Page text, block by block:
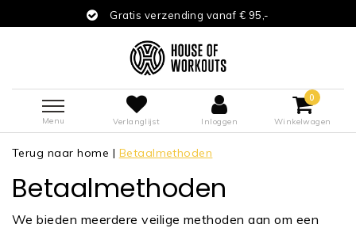
Gratis verzending vanaf € 95,-
Menu Verlanglijst Inloggen
0
Winkelwagen
Terug naar home | Betaalmethoden
Betaalmethoden
We bieden meerdere veilige methoden aan om een